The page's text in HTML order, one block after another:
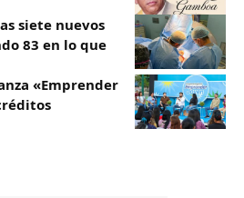
siete nuevos
83 en lo que
«Emprender